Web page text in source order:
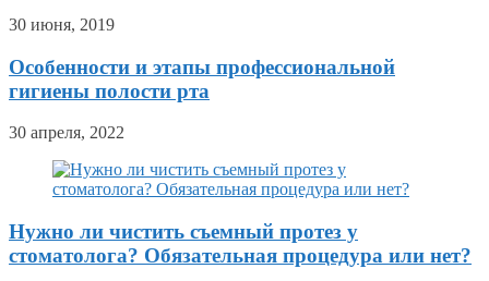
30 июня, 2019
Особенности и этапы профессиональной
гигиены полости рта
30 апреля, 2022
Нужно ли чистить съемный протез у
стоматолога? Обязательная процедура или нет?